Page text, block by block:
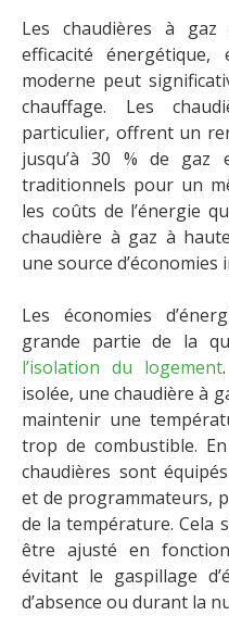
Les chaudières à
efficacité énergétique,
moderne peut
chauffage. Les
particulier, offrent un
jusqu’à 30 % de gaz
traditionnels pour un
les coûts de l’énergie
chaudière à gaz à
une source
Les économies
grande partie de la
l’isolation du logement
isolée, une chaudière à
maintenir une
trop de combustible.
chaudières sont
et de programmateurs,
de la température. Cela
être ajusté en
évitant le gaspillage
d’absence ou durant la